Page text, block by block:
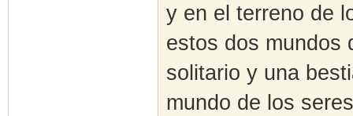
y en el terreno de
estos dos mundos
solitario y una
mundo de los